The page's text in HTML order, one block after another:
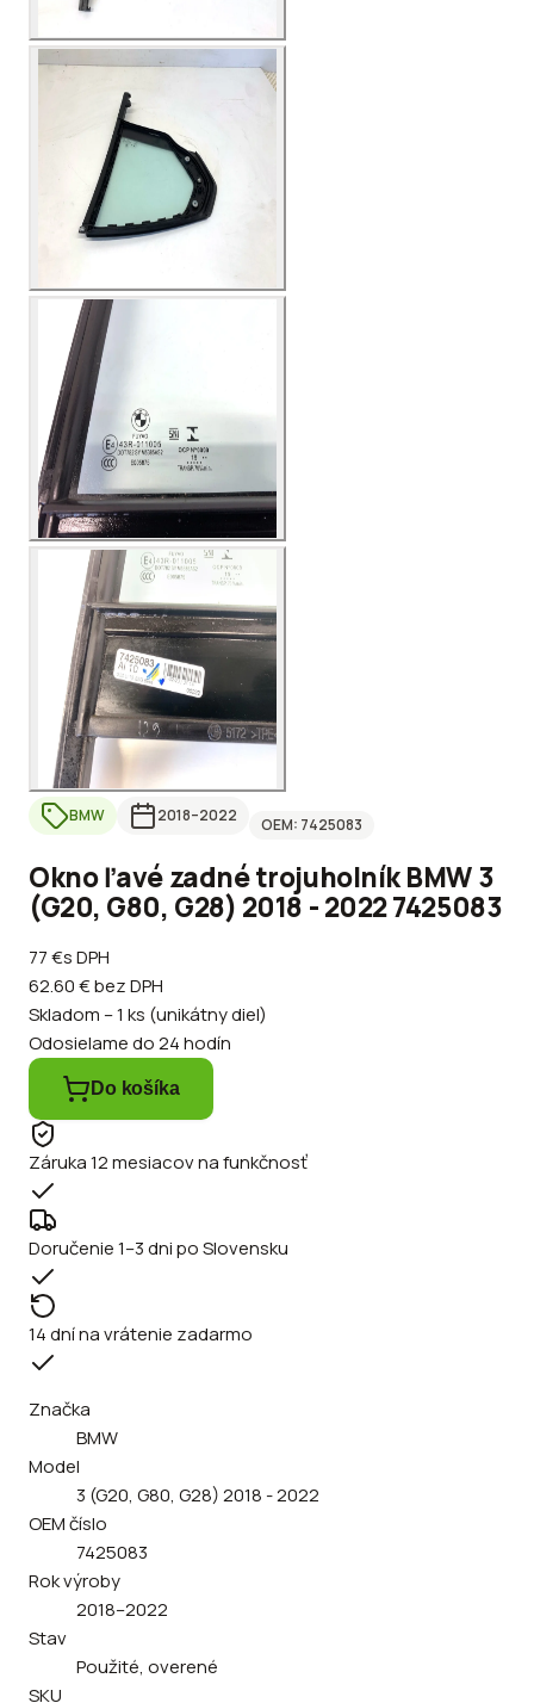
BMW 2018–2022 OEM: 7425083
Okno ľavé zadné trojuholník BMW 3
(G20, G80, G28) 2018 - 2022 7425083
77 €s DPH
62.60 €bez DPH
Skladom – 1 ks (unikátny diel)
Odosielame do 24 hodín
Do košíka
Záruka 12 mesiacov na funkčnosť
Doručenie 1–3 dni po Slovensku
14 dní na vrátenie zadarmo
Značka
BMW
Model
3 (G20, G80, G28) 2018 - 2022
OEM číslo
7425083
Rok výroby
2018–2022
Stav
Použité, overené
SKU